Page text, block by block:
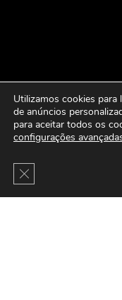
Utilizamos cookies
de anúncios
para aceitar todos os
configurações
Close GDPR Cookie